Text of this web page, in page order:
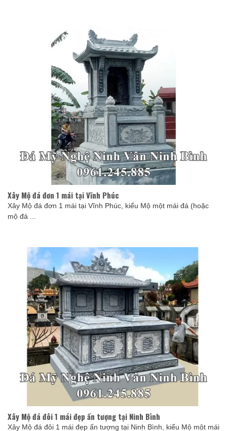
Xây Mộ đá đơn 1 mái tại Vĩnh Phúc
Xây Mộ đá đơn 1 mái tại Vĩnh Phúc, kiểu Mộ một mái đá (hoặc
mộ đá ...
Xây Mộ đá đôi 1 mái đẹp ấn tượng tại Ninh Bình
Xây Mộ đá đôi 1 mái đẹp ấn tượng tại Ninh Bình, kiểu Mộ một mái